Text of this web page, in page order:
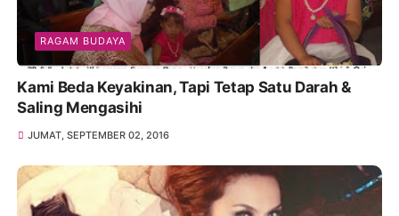
RAGAM BUDAYA
Kami Beda Keyakinan, Tapi Tetap Satu Darah &
Saling Mengasihi
JUMAT, SEPTEMBER 02, 2016